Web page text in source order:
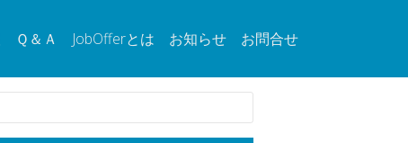
Ｑ＆Ａ JobOfferとは お知らせ お問合せ